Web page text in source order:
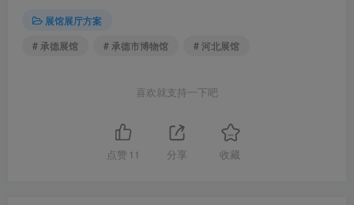
展馆展厅方案
# 承德展馆
# 承德市博物馆 # 河北展馆
喜欢就支持一下吧
点赞 11 分享 收藏